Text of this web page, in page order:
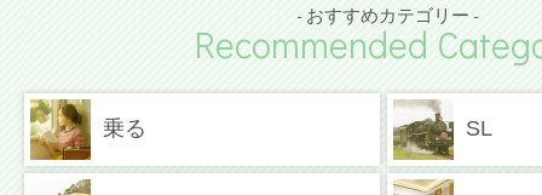
- おすすめカテゴリー -
Recommended
乗る SL